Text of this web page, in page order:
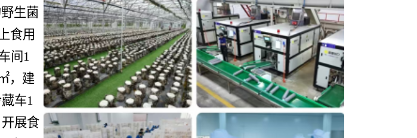
生菌
食用
间 1
，建
车1
展食